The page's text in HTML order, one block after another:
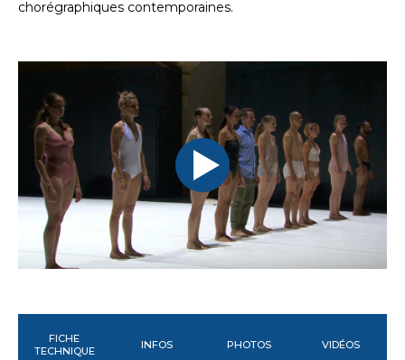
chorégraphiques contemporaines.
FICHE
TECHNIQUE
INFOS PHOTOS VIDÉOS